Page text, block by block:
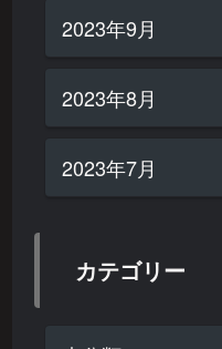
2023年9月
2023年8月
2023年7月
カテゴリー